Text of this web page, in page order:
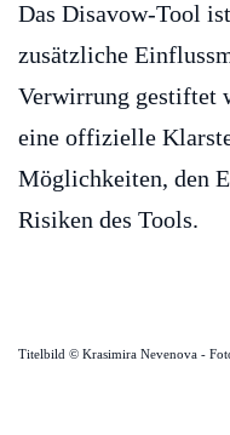
Das Disavow-Tool
zusätzliche
Verwirrung gestiftet
eine offizielle
Möglichkeiten, den
Risiken des Tools.
Titelbild © Krasimira Nevenova -